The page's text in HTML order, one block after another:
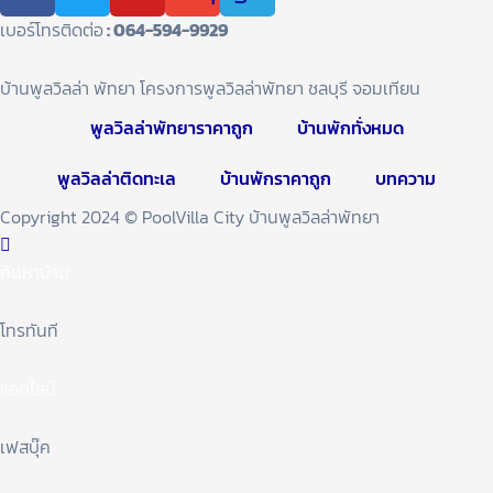
เบอร์โทรติดต่อ: 064-594-9929
บ้านพูลวิลล่า พัทยา โครงการพูลวิลล่าพัทยา ชลบุรี จอมเทียน
พูลวิลล่าพัทยาราคาถูก
บ้านพักทั่งหมด
พูลวิลล่าติดทะเล
บ้านพักราคาถูก
บทความ
Copyright 2024 © PoolVilla City บ้านพูลวิลล่าพัทยา
โทรทันที
เฟสบุ๊ค